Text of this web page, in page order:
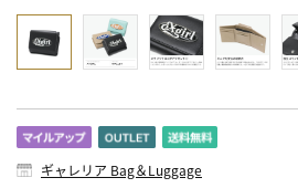
ギャレリア Bag＆Luggage